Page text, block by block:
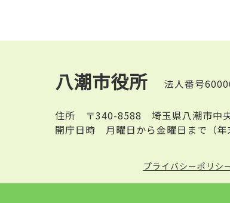
八潮市役所 法人番号
住所 〒340-8588 埼玉県八潮市中
開庁日時 月曜日から金曜日まで（
プライバシーポリシ